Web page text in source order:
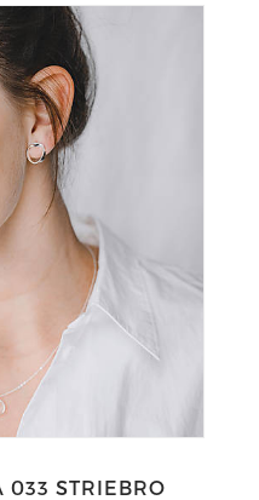
033 STRIEBRO